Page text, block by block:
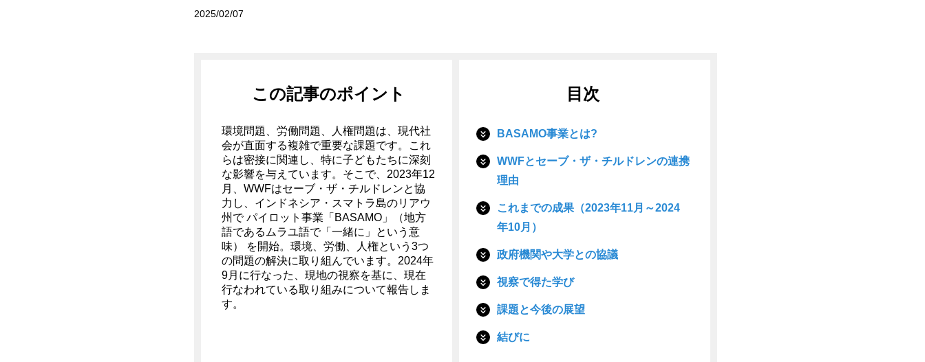
2025/02/07
この記事のポイント
環境問題、労働問題、人権問題は、現代社
会が直面する複雑で重要な課題です。これ
らは密接に関連し、特に子どもたちに深刻
な影響を与えています。そこで、2023年12
月、WWFはセーブ・ザ・チルドレンと協
力し、インドネシア・スマトラ島のリアウ
州で パイロット事業「BASAMO」（地方
語であるムラユ語で「一緒に」という意
味） を開始。環境、労働、人権という3つ
の問題の解決に取り組んでいます。2024年
9月に行なった、現地の視察を基に、現在
行なわれている取り組みについて報告しま
す。
目次
BASAMO事業とは?
WWFとセーブ・ザ・チルドレンの連携
理由
これまでの成果（2023年11月～2024
年10月）
政府機関や大学との協議
視察で得た学び
課題と今後の展望
結びに